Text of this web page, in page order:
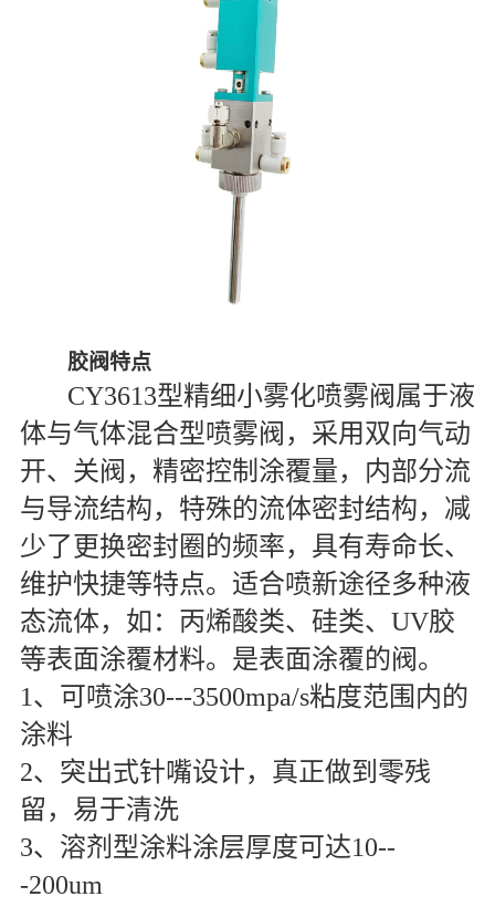
胶阀特点
CY3613型精细小雾化喷雾阀属于液
体与气体混合型喷雾阀，采用双向气动
开、关阀，精密控制涂覆量，内部分流
与导流结构，特殊的流体密封结构，减
少了更换密封圈的频率，具有寿命长、
维护快捷等特点。适合喷新途径多种液
态流体，如：丙烯酸类、硅类、UV胶
等表面涂覆材料。是表面涂覆的阀。
1、可喷涂30---3500mpa/s粘度范围内的
涂料
2、突出式针嘴设计，真正做到零残
留，易于清洗
3、溶剂型涂料涂层厚度可达10--
-200um